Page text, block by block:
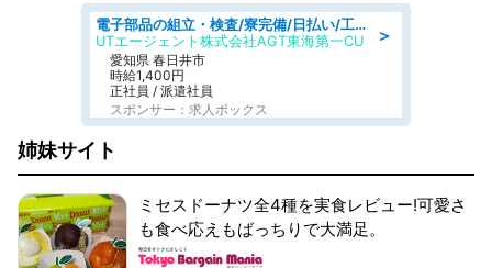
＞
電子部品の組立・検査/寮完備/日払い/工場・製造
UTエージェント株式会社AGT東海第一CU
愛知県 春日井市
時給1,400円
正社員 / 派遣社員
スポンサー：求人ボックス
姉妹サイト
ミセスドーナツ全4種を実食レビュー!可愛さ
も食べ応えもばっちりで大満足。